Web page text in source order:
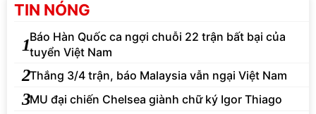
TIN NÓNG
1Báo Hàn Quốc ca ngợi chuỗi 22 trận bất bại của
tuyển Việt Nam
2Thắng 3/4 trận, báo Malaysia vẫn ngại Việt Nam
3MU đại chiến Chelsea giành chữ ký Igor Thiago